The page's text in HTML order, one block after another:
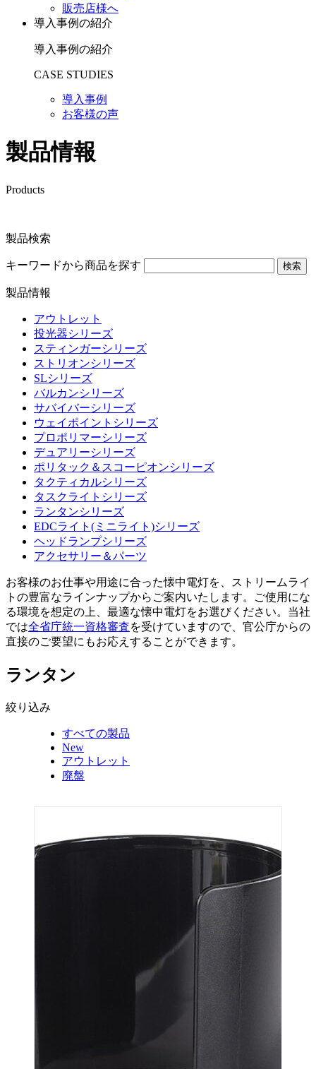
販売店様へ
導入事例の紹介
導入事例の紹介
CASE STUDIES
導入事例
お客様の声
製品情報
Products
製品検索
キーワードから商品を探す 検索
製品情報
アウトレット
投光器シリーズ
スティンガーシリーズ
ストリオンシリーズ
SLシリーズ
バルカンシリーズ
サバイバーシリーズ
ウェイポイントシリーズ
プロポリマーシリーズ
デュアリーシリーズ
ポリタック＆スコーピオンシリーズ
タクティカルシリーズ
タスクライトシリーズ
ランタンシリーズ
EDCライト(ミニライト)シリーズ
ヘッドランプシリーズ
アクセサリー＆パーツ
お客様のお仕事や用途に合った懐中電灯を、ストリームライ
トの豊富なラインナップからご案内いたします。ご使用にな
る環境を想定の上、最適な懐中電灯をお選びください。当社
では全省庁統一資格審査を受けていますので、官公庁からの
直接のご要望にもお応えすることができます。
ランタン
絞り込み
すべての製品
New
アウトレット
廃盤